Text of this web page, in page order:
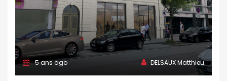
5 ans ago DELSAUX Matthieu